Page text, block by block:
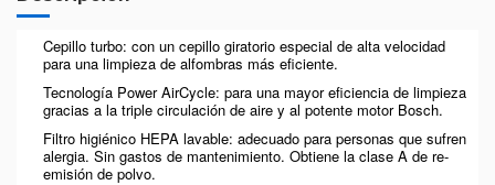
Cepillo turbo: con un cepillo giratorio especial de alta velocidad
para una limpieza de alfombras más eficiente.
Tecnología Power AirCycle: para una mayor eficiencia de limpieza
gracias a la triple circulación de aire y al potente motor Bosch.
Filtro higiénico HEPA lavable: adecuado para personas que sufren
alergia. Sin gastos de mantenimiento. Obtiene la clase A de re-
emisión de polvo.